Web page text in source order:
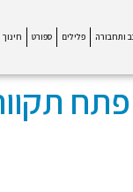
ותחבורה פלילים ספורט חינוך